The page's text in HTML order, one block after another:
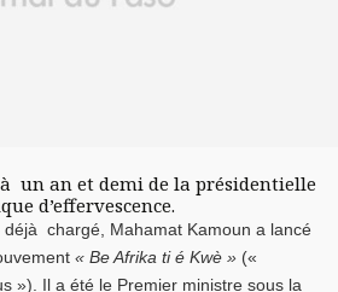
un an et demi de la présidentielle
d’effervescence.
déjà chargé, Mahamat Kamoun a lancé
« Be Afrika ti é Kwè » («
»). Il a été le Premier ministre sous la